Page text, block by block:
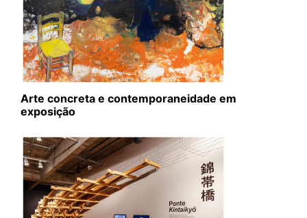
Arte concreta e contemporaneidade em
exposição